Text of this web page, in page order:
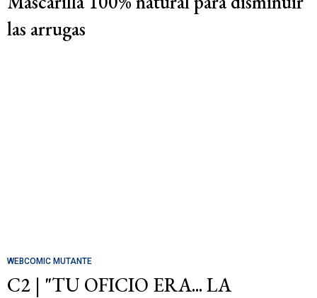
las arrugas
WEBCOMIC MUTANTE
C2 | "TU OFICIO ERA... LA